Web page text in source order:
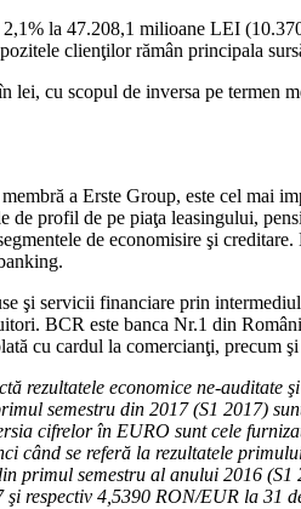
la 47.208,1 milioane LEI
clienţilor rămân principala
lei, cu scopul de inversa pe
a Erste Group, este cel mai
de profil de pe piaţa leasingului,
de economisire şi
şi servicii financiare prin
BCR este banca Nr.1 din
cu cardul la comercianţi,
rezultatele economice ne-
semestru din 2017 (S1 2017)
cifrelor în EURO sunt cele
când se referă la rezultatele
primul semestru al anului 2016
respectiv 4,5390 RON/EUR la 31